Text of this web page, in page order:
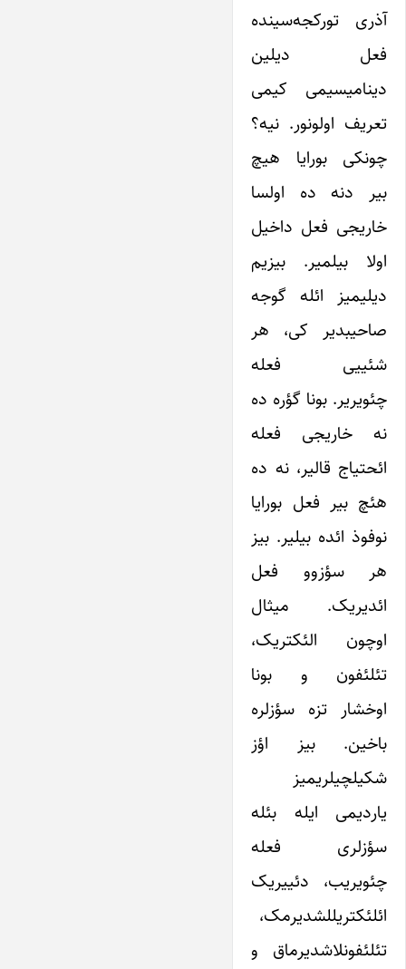
آذری تورکجه‌سینده
فعل دیلین
دینامیسیمی کیمی
تعریف اولونور. نیه؟
چونکی بورایا هیچ
بیر دنه ده اولسا
خاریجی فعل داخیل
اولا بیلمیر. بیزیم
دیلیمیز ائله گوجه
صاحیبدیر کی، هر
شئییی فعله
چئویریر. بونا گؤره ده
نه خاریجی فعله
ائحتیاج قالیر، نه ده
هئچ بیر فعل بورایا
نوفوذ ائده بیلیر. بیز
هر سؤزوو فعل
ائدیریک. میثال
اوچون الئکتریک،
تئلئفون و بونا
اوخشار تزه سؤزلره
باخین. بیز اؤز
شکیلچیلریمیز
یاردیمی ایله بئله
سؤزلری فعله
چئویریب، دئییریک
ائلئکتریللشدیرمک،
تئلئفونلاشدیرماق و